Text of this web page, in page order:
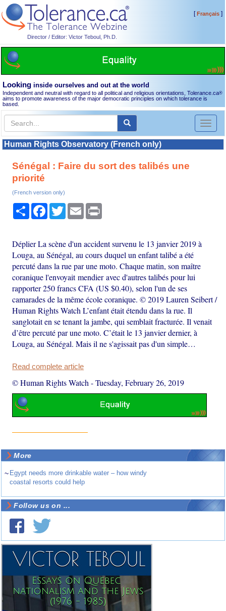
Director / Editor: Victor Teboul, Ph.D.
[Français]
Looking inside ourselves and out at the world
Independent and neutral with regard to all political and religious orientations, Tolerance.ca®
aims to promote awareness of the major democratic principles on which tolerance is
based.
Toggle
Human Rights Observatory (French only)
Sénégal : Faire du sort des talibés une
priorité
(French version only)
Share Facebook
TwitterEmail
Déplier La scène d'un accident survenu le 13 janvier 2019 à
Louga, au Sénégal, au cours duquel un enfant talibé a été
percuté dans la rue par une moto. Chaque matin, son maître
coranique l'envoyait mendier avec d'autres talibés pour lui
rapporter 250 francs CFA (US $0.40), selon l'un de ses
camarades de la même école coranique. © 2019 Lauren Seibert /
Human Rights Watch L’enfant était étendu dans la rue. Il
sanglotait en se tenant la jambe, qui semblait fracturée. Il venait
d’être percuté par une moto. C’était le 13 janvier dernier, à
Louga, au Sénégal. Mais il ne s'agissait pas d'un simple…
Read complete article
© Human Rights Watch -Tuesday, February 26, 2019
More
~ Egypt needs more drinkable water – how windy
coastal resorts could help
Follow us on ...